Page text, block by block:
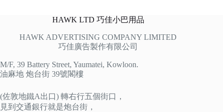
HAWK LTD 巧佳小巴用品
HAWK ADVERTISING COMPANY LIMITED
巧佳廣告製作有限公司
M/F, 39 Battery Street, Yaumatei, Kowloon.
油麻地 炮台街 39號閣樓
(佐敦地鐵A出口) 轉右行五個街口，
見到交通銀行就是炮台街，